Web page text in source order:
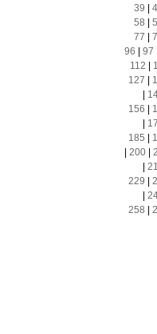
39
58
77
96
97
112
127
156
185
200|
229
258